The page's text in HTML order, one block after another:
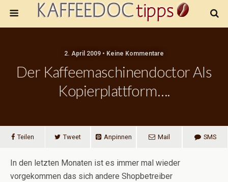
2. April 2009 • Keine Kommentare
Der Kaffeemaschinendoctor Als
Kopierplattform….
Teilen Tweet Anpinnen Mail SMS
In den letzten Monaten ist es immer mal wieder
vorgekommen das sich andere Shopbetreiber